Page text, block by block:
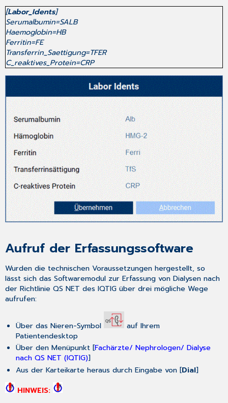
[Labor_Idents]
Serumalbumin=SALB
Haemoglobin=HB
Ferritin=FE
Transferrin_Saettigung=TFER
C_reaktives_Protein=CRP
Aufruf der Erfassungssoftware
Wurden die technischen Voraussetzungen hergestellt, so
lässt sich das Softwaremodul zur Erfassung von Dialysen nach
der Richtlinie QS NET des IQTIG über drei mögliche Wege
aufrufen:
Über das Nieren-Symbol
auf Ihrem
Patientendesktop
Über den Menüpunkt [Fachärzte/ Nephrologen/ Dialyse
nach QS NET (IQTIG)]
Aus der Karteikarte heraus durch Eingabe von [Dial]
HINWEIS: